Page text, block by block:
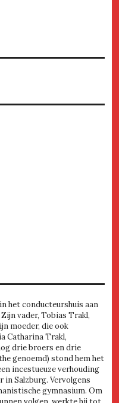
het conducteurshuis aan
vader, Tobias Trakl,
moeder, die ook
Catharina Trakl,
drie broers en drie
genoemd) stond hem het
incestueuze verhouding
in Salzburg. Vervolgens
gymnasium. Om